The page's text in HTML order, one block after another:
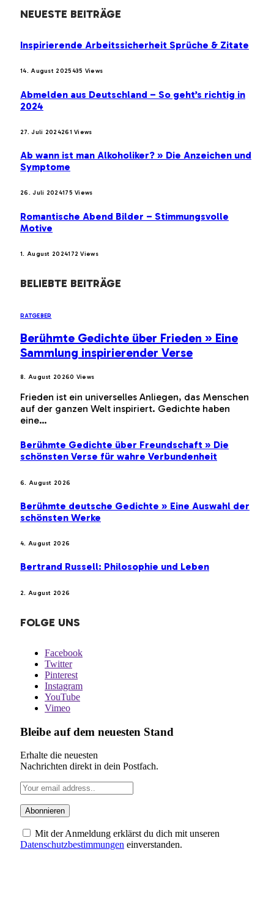
NEUESTE BEITRÄGE
Inspirierende Arbeitssicherheit Sprüche & Zitate
14. August 2025435 Views
Abmelden aus Deutschland – So geht’s richtig in
2024
27. Juli 2024261Views
Ab wann ist man Alkoholiker? » Die Anzeichen und
Symptome
26. Juli 2024175Views
Romantische Abend Bilder – Stimmungsvolle
Motive
1. August 2024172Views
BELIEBTE BEITRÄGE
RATGEBER
Berühmte Gedichte über Frieden » Eine
Sammlung inspirierender Verse
8. August 20260 Views
Frieden ist ein universelles Anliegen, das Menschen
auf der ganzen Welt inspiriert. Gedichte haben
eine…
Berühmte Gedichte über Freundschaft » Die
schönsten Verse für wahre Verbundenheit
6. August 2026
Berühmte deutsche Gedichte » Eine Auswahl der
schönsten Werke
4. August 2026
Bertrand Russell: Philosophie und Leben
2. August 2026
FOLGE UNS
Facebook
Twitter
Pinterest
Instagram
YouTube
Vimeo
Bleibe auf dem neuesten Stand
Erhalte die neuesten
Nachrichten direkt in dein Postfach.
Mit der Anmeldung erklärst du dich mit unseren
Datenschutzbestimmungen einverstanden.